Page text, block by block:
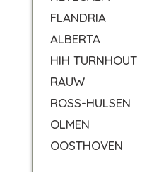
FLANDRIA
ALBERTA
HIH TURNHOUT
RAUW
ROSS-HULSEN
OLMEN
OOSTHOVEN